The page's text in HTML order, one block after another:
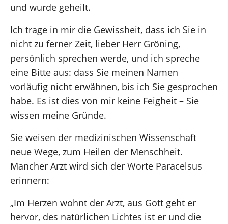
und wurde geheilt.
Ich trage in mir die Gewissheit, dass ich Sie in
nicht zu ferner Zeit, lieber Herr Gröning,
persönlich sprechen werde, und ich spreche
eine Bitte aus: dass Sie meinen Namen
vorläufig nicht erwähnen, bis ich Sie gesprochen
habe. Es ist dies von mir keine Feigheit – Sie
wissen meine Gründe.
Sie weisen der medizinischen Wissenschaft
neue Wege, zum Heilen der Menschheit.
Mancher Arzt wird sich der Worte Paracelsus
erinnern:
„Im Herzen wohnt der Arzt, aus Gott geht er
hervor, des natürlichen Lichtes ist er und die